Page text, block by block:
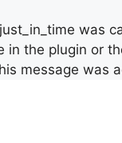
was
in the plugin or
message was